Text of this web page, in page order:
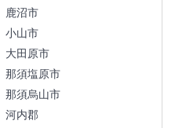
鹿沼市
小山市
大田原市
那須塩原市
那須烏山市
河内郡